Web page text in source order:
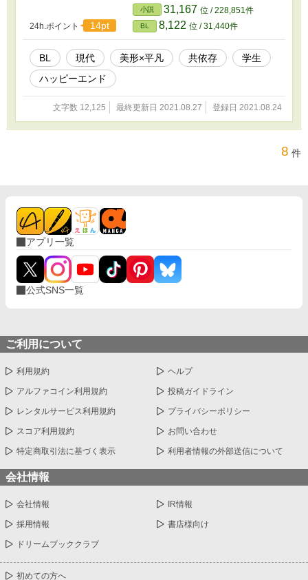
24h.ポイント 14pt
小説 31,167 位 / 228,851件
BL 8,122 位 / 31,440件
BL 現代 美形×平凡 共依存
学生
ハッピーエンド
文字数 12,125 最終更新日 2021.08.27 登録日 2021.08.24
8 件
アプリ一覧
公式SNS一覧
ご利用について
利用規約 ヘルプ
アルファコイン利用規約 投稿ガイドライン
レンタルサービス利用規約 プライバシーポリシー
スコア利用規約 お問い合わせ
特定商取引法に基づく表示 利用者情報の外部送信について
会社情報
会社情報 IR情報
採用情報 書店様向け
ドリームブッククラブ
初めての方へ